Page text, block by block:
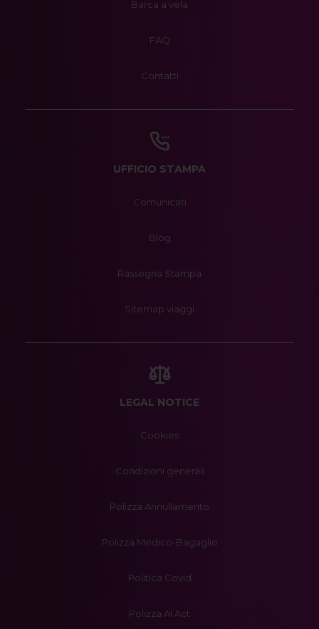
Barca a vela
FAQ
Contatti
UFFICIO STAMPA
Comunicati
Blog
Rassegna Stampa
Sitemap viaggi
LEGAL NOTICE
Cookies
Condizioni generali
Polizza Annullamento
Polizza Medico-Bagaglio
Politica Covid
Polizza AI Act